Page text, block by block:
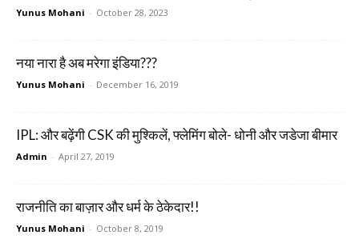
Yunus Mohani - October 28, 2023
नया नारा है अब मरेगा इंडिया???
Yunus Mohani - December 16, 2019
IPL: और बढ़ेंगी CSK की मुश्किलें, फ्लेमिंग बोले- धोनी और जडेजा बीमार
Admin - April 27, 2019
राजनीति का बाज़ार और धर्म के ठेकेदार!!
Yunus Mohani - October 8, 2019